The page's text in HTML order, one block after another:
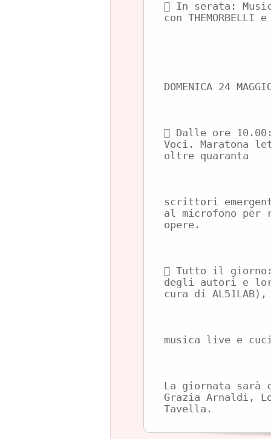
 In serata:
con
DOMENICA 24
 Dalle ore
Voci. Maratona
oltre quaranta
scrittori
al microfono per
opere.
 Tutto il
degli autori e
cura di AL51LAB),
musica live e
La giornata sarà
Grazia Arnaldi,
Tavella.